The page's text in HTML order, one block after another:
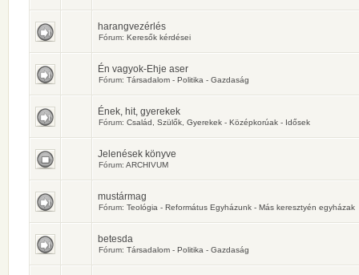
harangvezérlés
Fórum: Keresők kérdései
Én vagyok-Ehje aser
Fórum: Társadalom - Politika - Gazdaság
Ének, hit, gyerekek
Fórum: Család, Szülők, Gyerekek - Középkorúak - Idősek
Jelenések könyve
Fórum: ARCHIVUM
mustármag
Fórum: Teológia - Református Egyházunk - Más keresztyén egyházak
betesda
Fórum: Társadalom - Politika - Gazdaság